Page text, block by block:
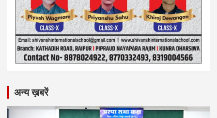
अन्य ख़बरें